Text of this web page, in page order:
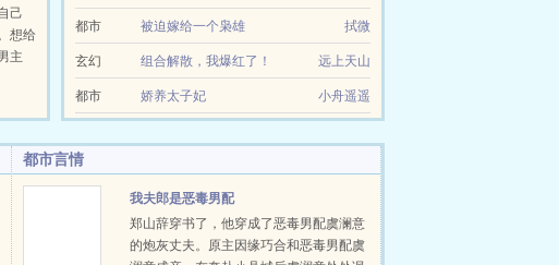
己
想给
主
都市 被迫嫁给一个枭雄 拭微
玄幻 组合解散，我爆红了！ 远上天山
都市 娇养太子妃 小舟遥遥
都市言情
我夫郎是恶毒男配
郑山辞穿书了，他穿成了恶毒男配虞澜意
的炮灰丈夫。原主因缘巧合和恶毒男配虞